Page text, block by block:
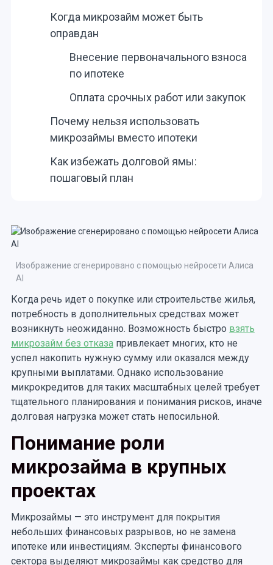
Когда микрозайм может быть
оправдан
Внесение первоначального взноса
по ипотеке
Оплата срочных работ или закупок
Почему нельзя использовать
микрозаймы вместо ипотеки
Как избежать долговой ямы:
пошаговый план
Изображение сгенерировано с помощью нейросети Алиса
AI
Когда речь идет о покупке или строительстве жилья,
потребность в дополнительных средствах может
возникнуть неожиданно. Возможность быстро взять
микрозайм без отказапривлекает многих, кто не
успел накопить нужную сумму или оказался между
крупными выплатами. Однако использование
микрокредитов для таких масштабных целей требует
тщательного планирования и понимания рисков, иначе
долговая нагрузка может стать непосильной.
Понимание роли
микрозайма в крупных
проектах
Микрозаймы — это инструмент для покрытия
небольших финансовых разрывов, но не замена
ипотеке или инвестициям. Эксперты финансового
сектора выделяют микрозаймы как средство для